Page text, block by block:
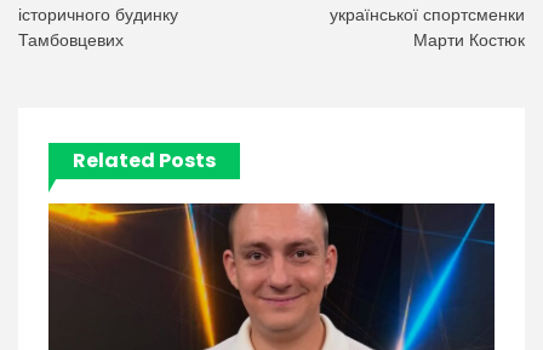
історичного будинку
Тамбовцевих
української спортсменки
Марти Костюк
Related Posts